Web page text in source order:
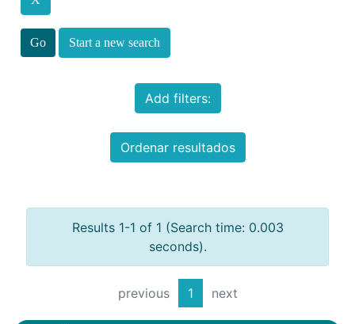
Start a new search
Add filters:
Ordenar resultados
Results 1-1 of 1 (Search time: 0.003
seconds).
previous 1 next